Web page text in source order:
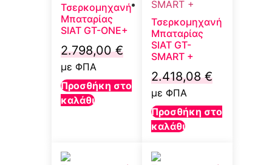
Τσερκομηχανή
Μπαταρίας
SIAT GT-ONE+
2.798,00€
με ΦΠΑ
Προσθήκη στο
καλάθι
Τσερκομηχανή
Μπαταρίας
SIAT GT-
SMART +
2.418,08€
με ΦΠΑ
Προσθήκη στο
καλάθι